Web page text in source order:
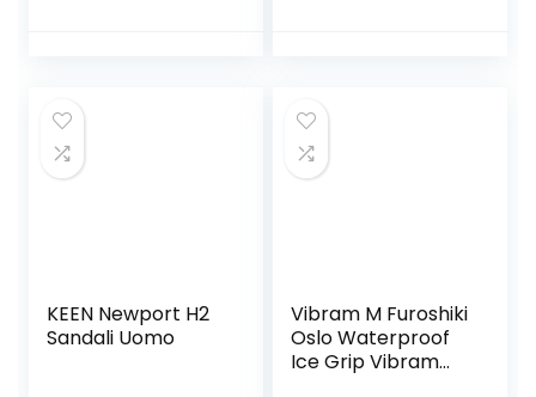
KEEN Newport H2
Sandali Uomo
Vibram M Furoshiki
Oslo Waterproof
Ice Grip Vibram